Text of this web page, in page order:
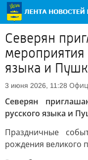
Северян
языка и
3 июня 2026, 11:28
Северян
русского языка и
Праздничные
рождения великого